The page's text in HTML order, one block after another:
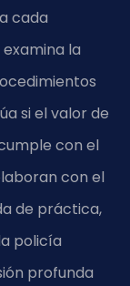
cada
la
si el valor de
con el
con el
de práctica,
policía
profunda